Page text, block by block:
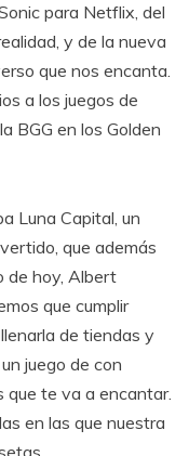
para Netflix, del
y de la nueva
que nos encanta.
a los juegos de
BGG en los Golden
Luna Capital, un
que además
de hoy, Albert
que cumplir
de tiendas y
juego de con
que te va a encantar.
en las que nuestra